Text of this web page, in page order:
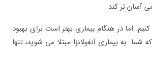
آسان تر کند.
اما در هنگام بیماری بهتر است برای بهبود
شما به بیماری آنفولانزا مبتلا می شوید، تنها